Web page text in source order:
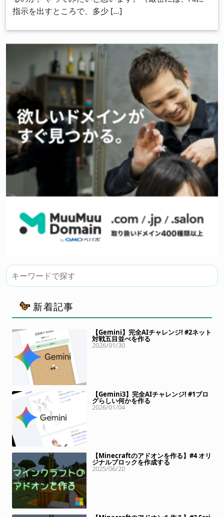
指示を出すところで、多少 […]
新着記事
【Gemini】完全AIチャレンジ! #2ネット
対戦五目並べを作る
2026/01/30
【Gemini3】完全AIチャレンジ! #1ブロ
グらしい何かを作る
2026/01/04
【Minecraftのアドオンを作る】#4 オリ
ジナルブロックを作成する
2025/06/20